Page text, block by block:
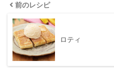
前のレシピ
ロティ